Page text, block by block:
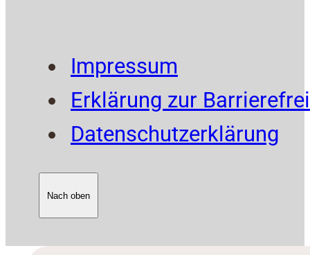
Impressum
Erklärung zur
Datenschutzerklärung
Nach oben